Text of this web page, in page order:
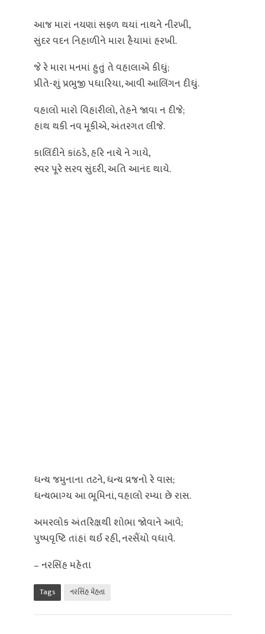
આજ મારાં નયણાં સફળ થયાં નાથને નીરખી,
સુંદર વદન નિહાળીને મારા હૈયામાં હરખી.
જે રે મારા મનમાં હુતું તે વહાલાએ કીધું;
પ્રીતે-શું પ્રભુજી પધારિયા, આવી આલિંગન દીધું.
વહાલો મારો વિહારીલો, તેહને જાવા ન દીજે;
હાથ થકી નવ મૂકીએ, અંતરગત લીજે.
કાલિંદીને કાંઠડે, હરિ નાચે ને ગાયે,
સ્વર પૂરે સરવ સુંદરી, અતિ આનંદ થાયે.
ધન્ય જમુનાના તટને, ધન્ય વ્રજનો રે વાસ;
ધન્યભાગ્ય આ ભૂમિનાં, વહાલો રમ્યા છે રાસ.
અમરલોક અંતરિક્ષથી શોભા જોવાને આવે;
પુષ્પવૃષ્ટિ તાંહાં થઈ રહી, નરસૈંયો વધાવે.
– નરસિંહ મહેતા
Tags નરસિંહ મેહતા